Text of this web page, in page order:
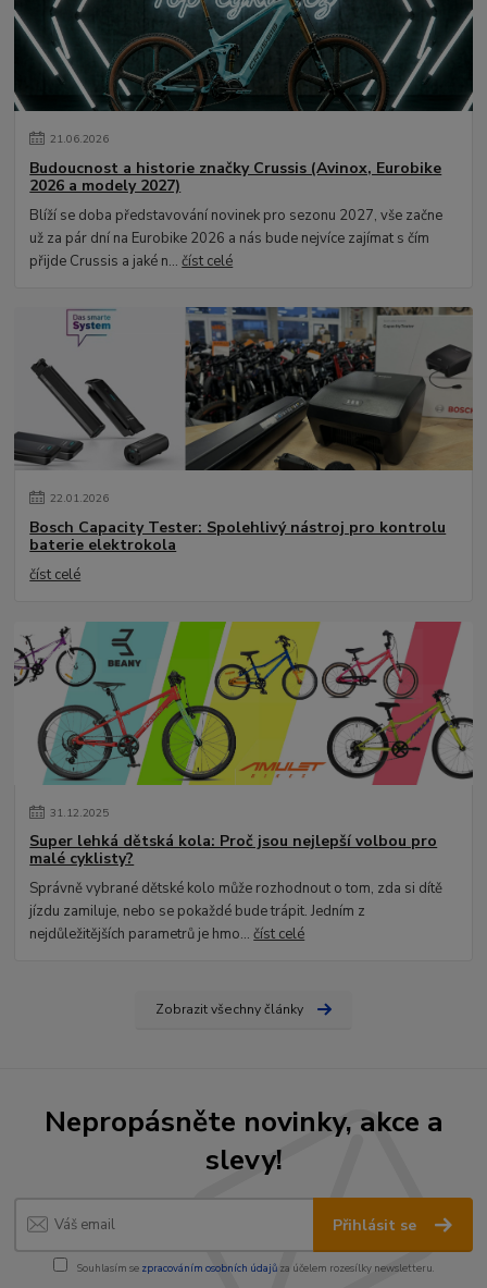
21.06.2026
Budoucnost a historie značky Crussis (Avinox, Eurobike
2026 a modely 2027)
Blíží se doba představování novinek pro sezonu 2027, vše začne
už za pár dní na Eurobike 2026 a nás bude nejvíce zajímat s čím
přijde Crussis a jaké n...číst celé
22.01.2026
Bosch Capacity Tester: Spolehlivý nástroj pro kontrolu
baterie elektrokola
číst celé
31.12.2025
Super lehká dětská kola: Proč jsou nejlepší volbou pro
malé cyklisty?
Správně vybrané dětské kolo může rozhodnout o tom, zda si dítě
jízdu zamiluje, nebo se pokaždé bude trápit. Jedním z
nejdůležitějších parametrů je hmo...číst celé
Zobrazit všechny články
Nepropásněte novinky, akce a
slevy!
Přihlásit se
Souhlasím se zpracováním osobních údajůza účelem rozesílky newsletteru.